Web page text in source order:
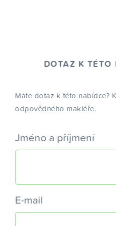
DOTAZ K
Máte dotaz k této nabídce?
odpovědného makléře.
Jméno a příjmení
E-mail